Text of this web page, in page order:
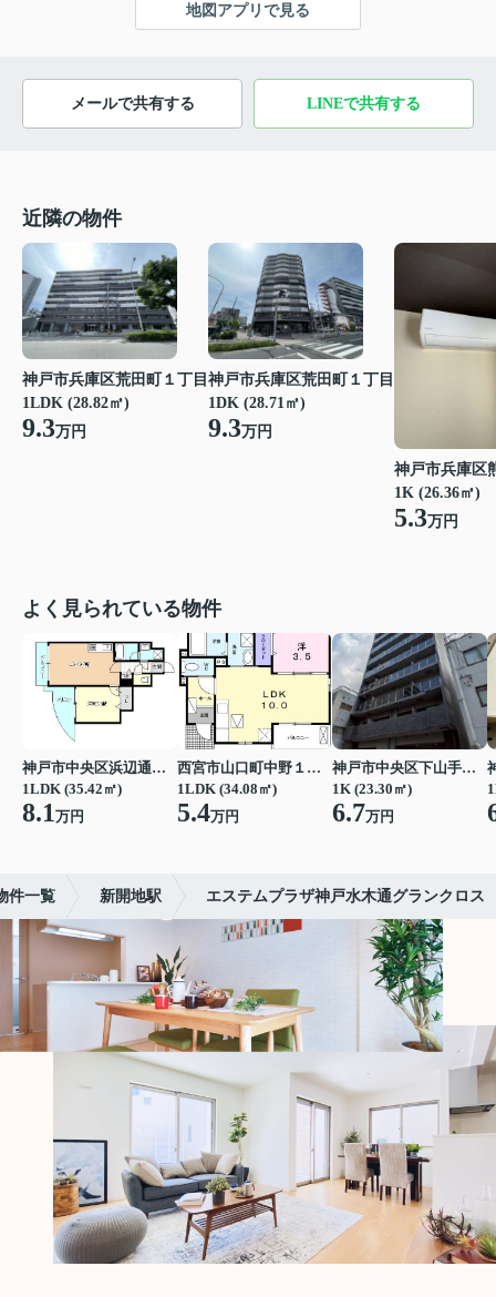
地図アプリで見る
メールで共有する LINEで共有する
近隣の物件
神戸市兵庫区荒田町１丁目
1LDK (28.82㎡)
9.3万円
神戸市兵庫区荒田町１丁目
1DK (28.71㎡)
9.3万円
神戸市兵庫区
1K (26.36㎡)
5.3万円
よく見られている物件
神戸市中央区浜辺通３丁目
1LDK (35.42㎡)
8.1万円
西宮市山口町中野１丁目
1LDK (34.08㎡)
5.4万円
神戸市中央区下山手通７丁目
1K (23.30㎡)
6.7万円
件一覧 新開地駅 エステムプラザ神戸水木通グランクロス